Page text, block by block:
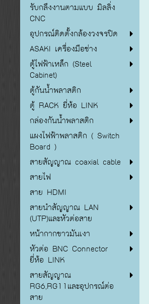
รับกลึงงานตามแบบ มิลลิ่ง
CNC
อุปกรณ์ติดตั้งกล้องวงจรปิด
ASAKI เครื่องมือช่าง
ตู้ไฟฟ้าเหล็ก (Steel
Cabinet)
ตู้กันน้ำพลาสติก
ตู้ RACK ยี่ห้อ LINK
กล่องกันน้ำพลาสติก
แผงไฟฟ้าพลาสติก ( Switch
Board )
สายสัญญาณ coaxial cable
สายไฟ
สาย HDMI
สายนำสัญญาณ LAN
(UTP)และหัวต่อสาย
หน้ากากขาวมันเงา
หัวต่อ BNC Connector
ยี่ห้อ LINK
สายสัญญาณ
RG6,RG11และอุปกรณ์ต่อ
สาย